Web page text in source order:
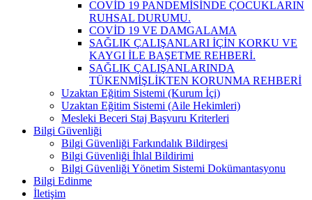
COVİD 19 PANDEMİSİNDE ÇOCUKLARIN
RUHSAL DURUMU.
COVİD 19 VE DAMGALAMA
SAĞLIK ÇALIŞANLARI İÇİN KORKU VE
KAYGI İLE BAŞETME REHBERİ.
SAĞLIK ÇALIŞANLARINDA
TÜKENMİŞLİKTEN KORUNMA REHBERİ
Uzaktan Eğitim Sistemi (Kurum İçi)
Uzaktan Eğitim Sistemi (Aile Hekimleri)
Mesleki Beceri Staj Başvuru Kriterleri
Bilgi Güvenliği
Bilgi Güvenliği Farkındalık Bildirgesi
Bilgi Güvenliği İhlal Bildirimi
Bilgi Güvenliği Yönetim Sistemi Dokümantasyonu
Bilgi Edinme
İletişim